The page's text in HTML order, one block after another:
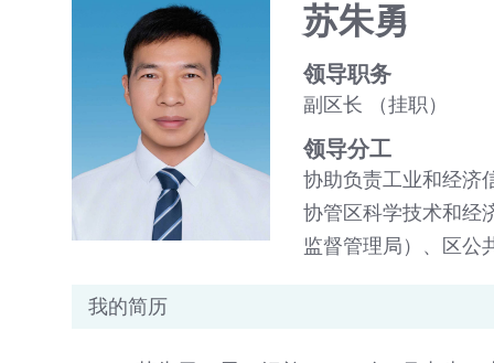
苏朱勇
领导职务
副区长 （挂职）
领导分工
协助负责工业和经济
协管区科学技术和经
监督管理局）、区公
我的简历